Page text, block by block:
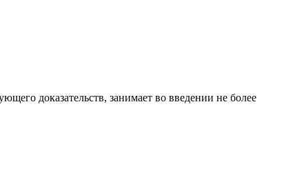
доказательств, занимает во введении не более